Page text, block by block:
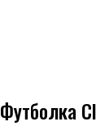
Футболка